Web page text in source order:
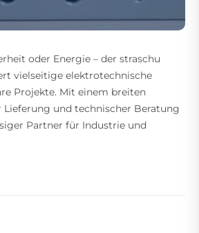
oder Energie – der straschu
vielseitige elektrotechnische
Projekte. Mit einem breiten
und technischer Beratung
Partner für Industrie und